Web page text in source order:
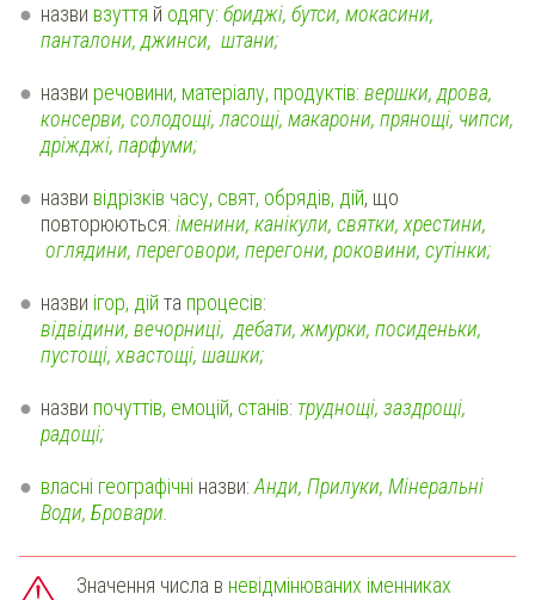
назви взуття й одягу: бриджі, бутси, мокасини,
панталони, джинси, штани;
назви речовини, матеріалу, продуктів: вершки, дрова,
консерви, солодощі, ласощі, макарони, прянощі, чипси,
дріжджі, парфуми;
назви відрізків часу, свят, обрядів, дій, що
повторюються: іменини, канікули, святки, хрестини,
оглядини, переговори, перегони, роковини, сутінки;
назви ігор, дій та процесів:
відвідини, вечорниці, дебати, жмурки, посиденьки,
пустощі, хвастощі, шашки;
назви почуттів, емоцій, станів: труднощі, заздрощі,
радощі;
власні географічні назви:Анди, Прилуки, Мінеральні
Води, Бровари.
Значення числа в невідмінюваних іменниках